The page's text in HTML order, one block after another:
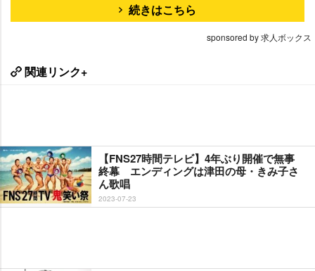
続きはこちら
sponsored by 求人ボックス
関連リンク+
【FNS27時間テレビ】4年ぶり開催で無事
終幕 エンディングは津田の母・きみ子さ
ん歌唱
2023-07-23